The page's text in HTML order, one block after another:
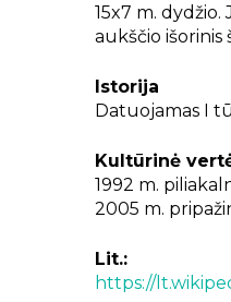
15x7 m.
aukščio išorinis
Istorija
Datuojamas I
Kultūrinė
1992 m.
2005 m.
Lit.:
https://